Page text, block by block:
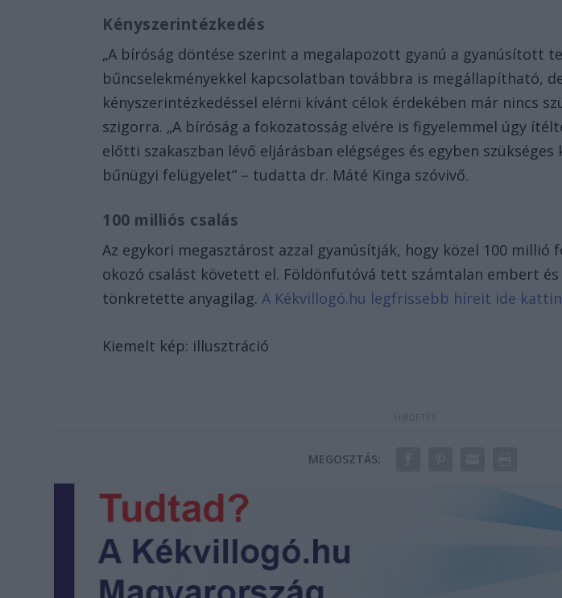
Kényszerintézkedés
„A bíróság döntése szerint a megalapozott gyanú a gyanúsított
bűncselekményekkel kapcsolatban továbbra is megállapítható,
kényszerintézkedéssel elérni kívánt célok érdekében már nincs
szigorra. „A bíróság a fokozatosság elvére is figyelemmel úgy
előtti szakaszban lévő eljárásban elégséges és egyben szükséges
bűnügyi felügyelet” – tudatta dr. Máté Kinga szóvivő.
100 milliós csalás
Az egykori megasztárost azzal gyanúsítják, hogy közel 100 millió
okozó csalást követett el. Földönfutóvá tett számtalan embert és
tönkretette anyagilag. A Kékvillogó.hu legfrissebb híreit ide
Kiemelt kép: illusztráció
MEGOSZTÁS: